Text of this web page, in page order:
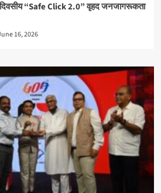
दिवसीय “Safe Click 2.0” वृहद जनजागरूकता
16, 2026